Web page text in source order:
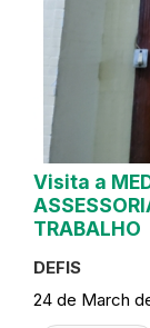
Visita a
TRABALHO
DEFIS
24 de March